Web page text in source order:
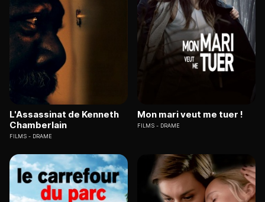
L'Assassinat de Kenneth
Chamberlain
FILMS DRAME
Mon mari veut me tuer !
FILMS DRAME